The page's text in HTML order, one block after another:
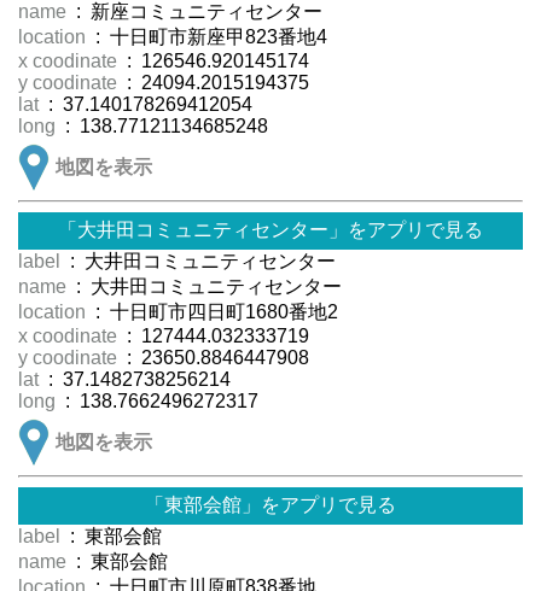
name : 新座コミュニティセンター
location : 十日町市新座甲823番地4
x coodinate : 126546.920145174
y coodinate : 24094.2015194375
lat : 37.140178269412054
long : 138.77121134685248
地図を表示
「大井田コミュニティセンター」をアプリで見る
label
: 大井田コミュニティセンター
name : 大井田コミュニティセンター
location : 十日町市四日町1680番地2
x coodinate : 127444.032333719
y coodinate : 23650.8846447908
lat : 37.1482738256214
long : 138.7662496272317
地図を表示
「東部会館」をアプリで見る
label
: 東部会館
name : 東部会館